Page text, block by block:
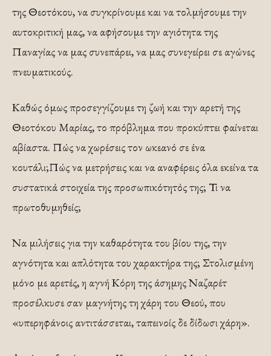
της Θεοτόκου, να συγκρίνουμε και να τολμήσουμε την
αυτοκριτική μας, να αφήσουμε την αγιότητα της
Παναγίας να μας συνεπάρει, να μας συνεγείρει σε αγώνες
πνευματικούς.
Καθώς όμως προσεγγίζουμε τη ζωή και την αρετή της
Θεοτόκου Μαρίας, το πρόβλημα που προκύπτει φαίνεται
αβίαστα. Πώς να χωρέσεις τον ωκεανό σε ένα
κουτάλι;Πώς να μετρήσεις και να αναφέρεις όλα εκείνα τα
συστατικά στοιχεία της προσωπικότητός της; Τι να
πρωτοθυμηθείς;
Να μιλήσεις για την καθαρότητα του βίου της, την
αγνότητα και απλότητα του χαρακτήρα της; Στολισμένη
μόνο με αρετές, η αγνή Κόρη της άσημης Ναζαρέτ
προσέλκυσε σαν μαγνήτης τη χάρη του Θεού, που
«υπερηφάνοις αντιτάσσεται, ταπεινοίς δε δίδωσι χάρη».